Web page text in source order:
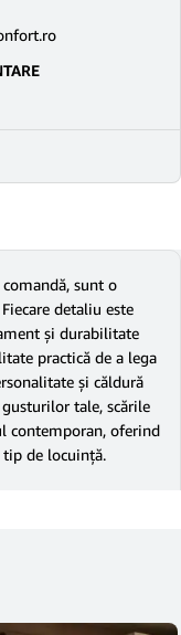
sunt o
detaliu este
și durabilitate
practică de a lega
și căldură
tale, scările
contemporan, oferind
de locuință.